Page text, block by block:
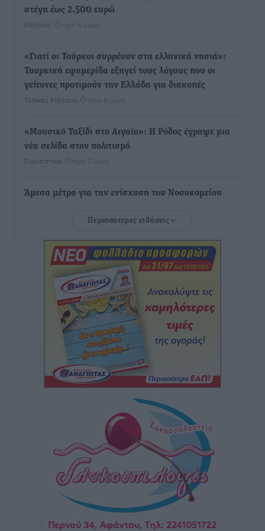
στέγη έως 2.500 ευρώ
Ειδήσεις πριν 6 ώρες
«Γιατί οι Τούρκοι συρρέουν στα ελληνικά νησιά»:
Τουρκική εφημερίδα εξηγεί τους λόγους που οι
γείτονες προτιμούν την Ελλάδα για διακοπές
Τοπικές Ειδήσεις πριν 6 ώρες
«Μουσικό Ταξίδι στο Αιγαίο»: Η Ρόδος έγραψε μια
νέα σελίδα στον πολιτισμό
Πολιτιστικά πριν 7 ώρες
Άμεσα μέτρα για την ενίσχυση του Νοσοκομείου
ανακοίνωσε ο Άδωνις Γεωργιάδης
Iατρικός Σύλλογος Ροδου προς Α. Γεωργιάδη:
Στρατηγικές Προτάσεις για την Ενίσχυση της
Δημόσιας Υγείας στη Νησιωτική Ελλάδα και στα
Νοσοκομεία της Γ΄ Ζώνης
Τοπικές Ειδήσεις πριν 7 ώρες
Πάνθηρες: Ξεκίνησαν αισιόδοξοι για την παρθενική
“πτήση” τους
Αθλητικά• πριν 7 ώρες
Άρης Αρχαγγέλου: Στο πλευρό του άτυχου Ιάκωβου
• πριν 7 ώρες
Φοίβος: Η μεγάλη επιστροφή του Μπρένο Σαλβατιέρα
πριν 7 ώρες
Κλεάνθης: Έτοιμες οι κάρτες διαρκείας της νέας
Περισσότερες ειδήσεις